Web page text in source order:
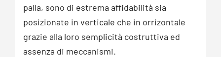
palla, sono di estrema affidabilità sia
posizionate in verticale che in orrizontale
grazie alla loro semplicità costruttiva ed
assenza di meccanismi.